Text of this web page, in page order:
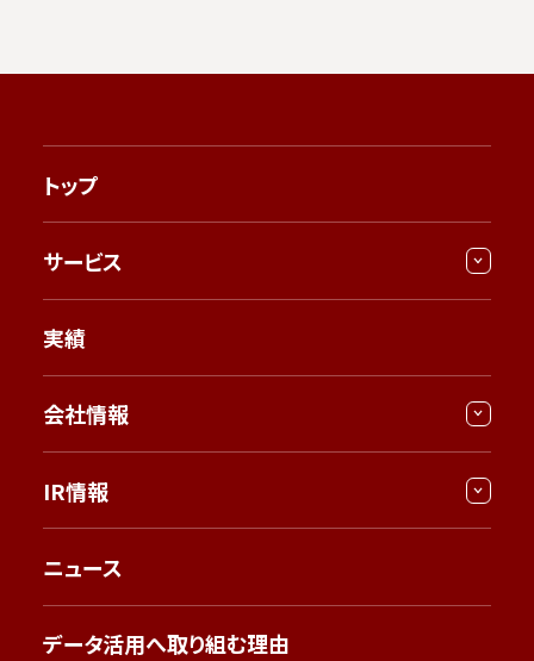
トップ
サービス
実績
会社情報
IR情報
ニュース
データ活用へ取り組む理由